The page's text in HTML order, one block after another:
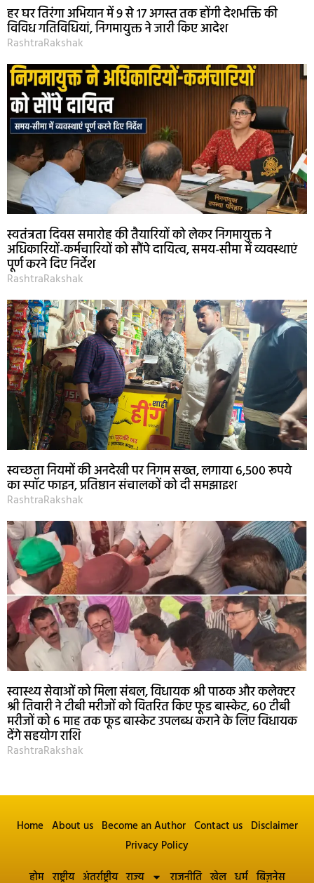
हर घर तिरंगा अभियान में 9 से 17 अगस्त तक होंगी देशभक्ति की
विविध गतिविधियां, निगमायुक्त ने जारी किए आदेश
RashtraRakshak
स्वतंत्रता दिवस समारोह की तैयारियों को लेकर निगमायुक्त ने
अधिकारियों-कर्मचारियों को सौंपे दायित्व, समय-सीमा में व्यवस्थाएं
पूर्ण करने दिए निर्देश
RashtraRakshak
स्वच्छता नियमों की अनदेखी पर निगम सख्त, लगाया 6,500 रूपये
का स्पॉट फाइन, प्रतिष्ठान संचालकों को दी समझाइश
RashtraRakshak
स्वास्थ्य सेवाओं को मिला संबल, विधायक श्री पाठक और कलेक्टर
श्री तिवारी ने टीबी मरीजों को वितरित किए फूड बास्केट, 60 टीबी
मरीजों को 6 माह तक फूड बास्केट उपलब्ध कराने के लिए विधायक
देंगे सहयोग राशि
RashtraRakshak
Home About us Become an Author Contact us Disclaimer
Privacy Policy
होम राष्ट्रीय अंतर्राष्ट्रीय राज्य राजनीति खेल धर्म बिज़नेस